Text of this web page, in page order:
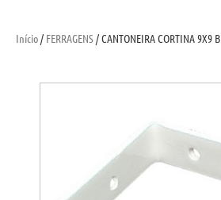
Início/ FERRAGENS/ CANTONEIRA CORTINA 9X9